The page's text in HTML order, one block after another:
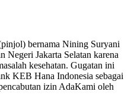
bernama Nining Suryani
Negeri Jakarta Selatan karena
kesehatan. Gugatan ini
KEB Hana Indonesia sebagai
izin AdaKami oleh